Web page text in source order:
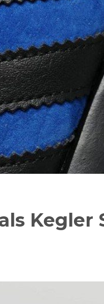
Kegler